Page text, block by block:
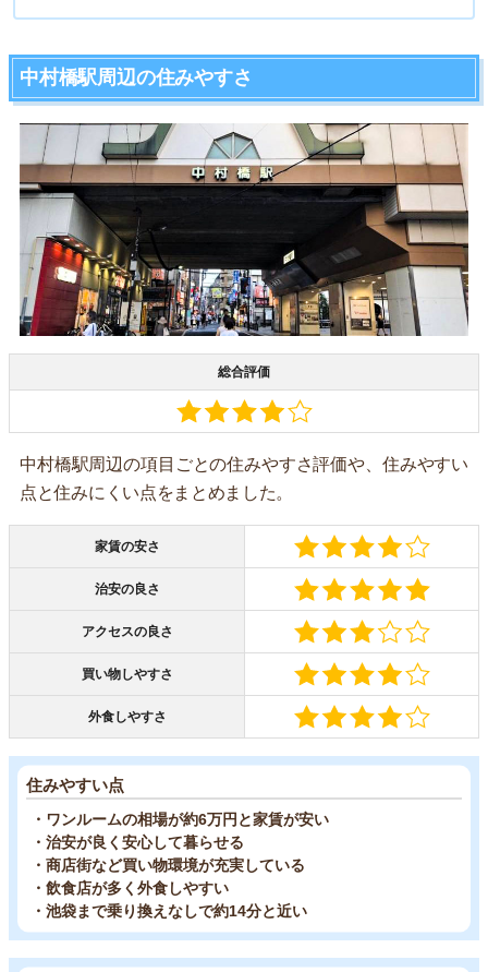
中村橋駅周辺の住みやすさ
総合評価
中村橋駅周辺の項目ごとの住みやすさ評価や、住みやすい
点と住みにくい点をまとめました。
家賃の安さ
治安の良さ
アクセスの良さ
買い物しやすさ
外食しやすさ
住みやすい点
・ワンルームの相場が約6万円と家賃が安い
・治安が良く安心して暮らせる
・商店街など買い物環境が充実している
・飲食店が多く外食しやすい
・池袋まで乗り換えなしで約14分と近い